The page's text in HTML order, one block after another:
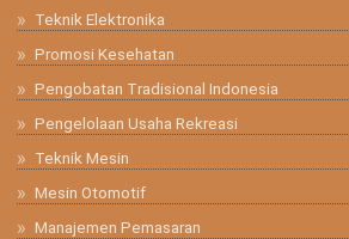
Teknik Elektronika
Promosi Kesehatan
Pengobatan Tradisional Indonesia
Pengelolaan Usaha Rekreasi
Teknik Mesin
Mesin Otomotif
Manajemen Pemasaran